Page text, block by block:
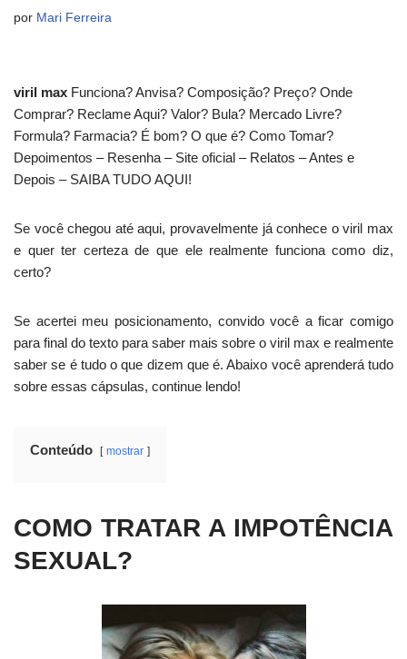
por Mari Ferreira
viril max Funciona? Anvisa? Composição? Preço? Onde
Comprar? Reclame Aqui? Valor? Bula? Mercado Livre?
Formula? Farmacia? É bom? O que é? Como Tomar?
Depoimentos – Resenha – Site oficial – Relatos – Antes e
Depois – SAIBA TUDO AQUI!
Se você chegou até aqui, provavelmente já conhece o viril max
e quer ter certeza de que ele realmente funciona como diz,
certo?
Se acertei meu posicionamento, convido você a ficar comigo
para final do texto para saber mais sobre o viril max e realmente
saber se é tudo o que dizem que é. Abaixo você aprenderá tudo
sobre essas cápsulas, continue lendo!
Conteúdo mostrar
COMO TRATAR A IMPOTÊNCIA
SEXUAL?